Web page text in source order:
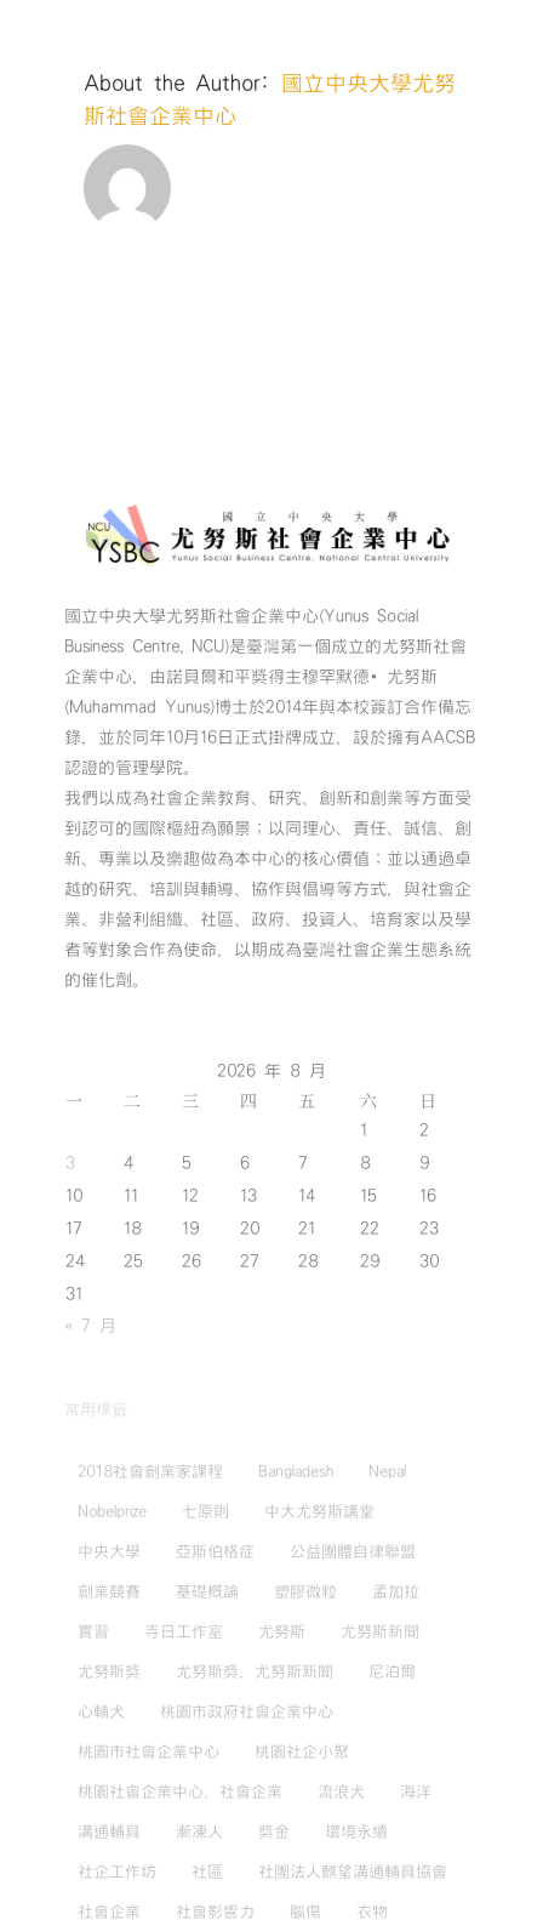
新
About the Author:
國立中央大學尤努
斯社會企業中心
國立中央大學尤努斯社會企業中心(Yunus Social
Business Centre, NCU)是臺灣第一個成立的尤努斯社會
企業中心，由諾貝爾和平獎得主穆罕默德•尤努斯
(Muhammad Yunus)博士於2014年與本校簽訂合作備忘
錄，並於同年10月16日正式掛牌成立，設於擁有AACSB
認證的管理學院。
我們以成為社會企業教育、研究、創新和創業等方面受
到認可的國際樞紐為願景；以同理心、責任、誠信、創
新、專業以及樂趣做為本中心的核心價值；並以通過卓
越的研究、培訓與輔導、協作與倡導等方式，與社會企
業、非營利組織、社區、政府、投資人、培育家以及學
者等對象合作為使命，以期成為臺灣社會企業生態系統
的催化劑。
2026 年 8 月
一 二 三 四 五 六 日
1
2
3
4 5 6 7 8
9
10
11 12 13 14 15
16
17
18 19 20 21 22
23
24
25 26 27 28 29
30
31
« 7 月
常用標籤
2018社會創業家課程 Bangladesh Nepal
Nobelprize 七原則 中大尤努斯講堂
中央大學 亞斯伯格症 公益團體自律聯盟
創業競賽 基礎概論 塑膠微粒 孟加拉
實習 寺日工作室 尤努斯 尤努斯新聞
尤努斯獎 尤努斯獎，尤努斯新聞 尼泊爾
心輔犬 桃園市政府社會企業中心
桃園市社會企業中心 桃園社企小聚
桃園社會企業中心，社會企業 流浪犬 海洋
溝通輔具 漸凍人 獎金 環境永續
社企工作坊 社區 社團法人麒望溝通輔具協會
社會企業 社會影響力 腦傷 衣物